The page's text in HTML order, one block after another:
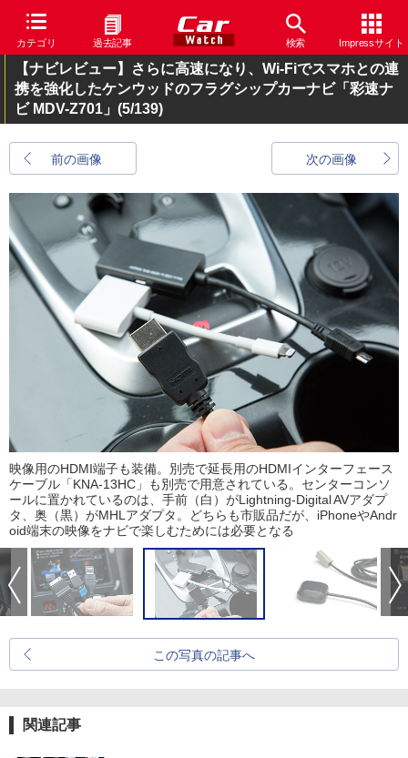
カテゴリ 過去記事 検索 Impressサイト
【ナビレビュー】さらに高速になり、Wi-Fiでスマホとの連
携を強化したケンウッドのフラグシップカーナビ「彩速ナ
ビ MDV-Z701」 (5/139)
前の画像 次の画像
映像用のHDMI端子も装備。別売で延長用のHDMIインターフェース
ケーブル「KNA-13HC」も別売で用意されている。センターコンソ
ールに置かれているのは、手前（白）がLightning-Digital AVアダプ
タ、奥（黒）がMHLアダプタ。どちらも市販品だが、iPhoneやAndr
oid端末の映像をナビで楽しむためには必要となる
この写真の記事へ
関連記事